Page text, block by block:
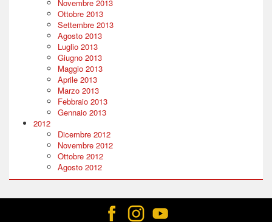
Novembre 2013
Ottobre 2013
Settembre 2013
Agosto 2013
Luglio 2013
Giugno 2013
Maggio 2013
Aprile 2013
Marzo 2013
Febbraio 2013
Gennaio 2013
2012
Dicembre 2012
Novembre 2012
Ottobre 2012
Agosto 2012